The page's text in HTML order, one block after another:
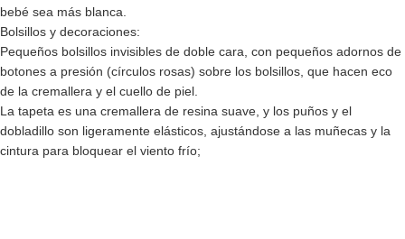
bebé sea más blanca.
Bolsillos y decoraciones:
Pequeños bolsillos invisibles de doble cara, con pequeños adornos de
botones a presión (círculos rosas) sobre los bolsillos, que hacen eco
de la cremallera y el cuello de piel.
La tapeta es una cremallera de resina suave, y los puños y el
dobladillo son ligeramente elásticos, ajustándose a las muñecas y la
cintura para bloquear el viento frío;